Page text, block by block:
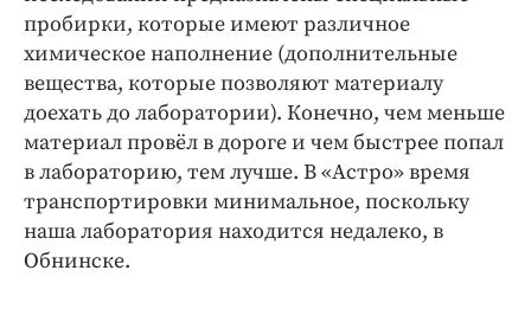
пробирки, которые имеют различное
химическое наполнение (дополнительные
вещества, которые позволяют материалу
доехать до лаборатории). Конечно, чем меньше
материал провёл в дороге и чем быстрее попал
в лабораторию, тем лучше. В «Астро» время
транспортировки минимальное, поскольку
наша лаборатория находится недалеко, в
Обнинске.